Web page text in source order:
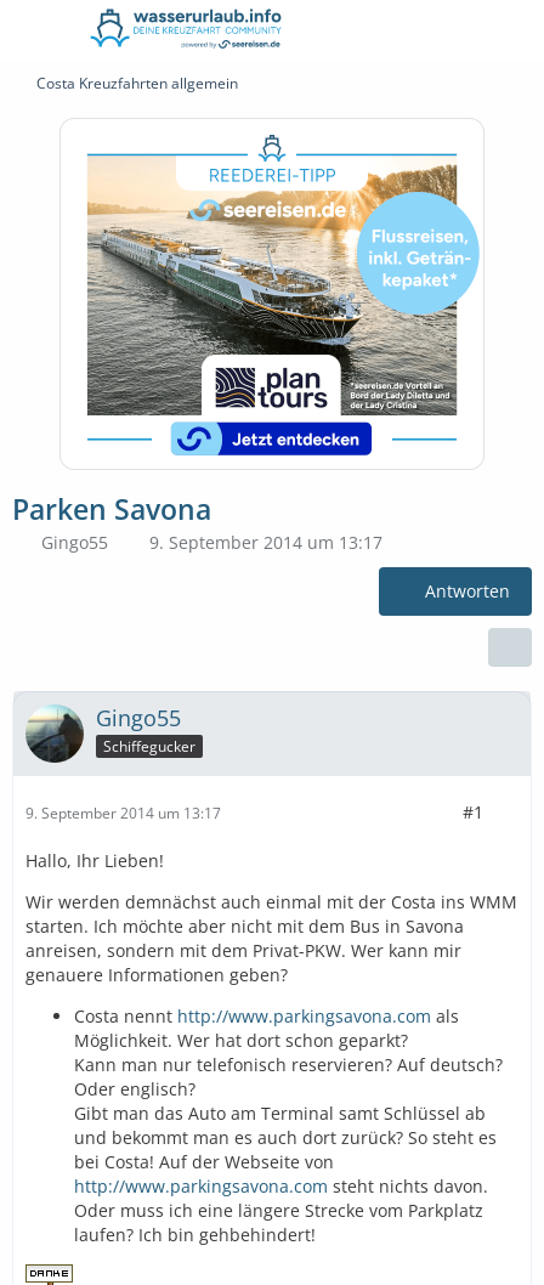
Costa Kreuzfahrten allgemein
Parken Savona
Gingo55 9. September 2014 um 13:17
Antworten
Gingo55
Schiffegucker
9. September 2014 um 13:17 #1
Hallo, Ihr Lieben!
Wir werden demnächst auch einmal mit der Costa ins WMM
starten. Ich möchte aber nicht mit dem Bus in Savona
anreisen, sondern mit dem Privat-PKW. Wer kann mir
genauere Informationen geben?
Costa nennt http://www.parkingsavona.com als
Möglichkeit. Wer hat dort schon geparkt?
Kann man nur telefonisch reservieren? Auf deutsch?
Oder englisch?
Gibt man das Auto am Terminal samt Schlüssel ab
und bekommt man es auch dort zurück? So steht es
bei Costa! Auf der Webseite von
http://www.parkingsavona.com steht nichts davon.
Oder muss ich eine längere Strecke vom Parkplatz
laufen? Ich bin gehbehindert!